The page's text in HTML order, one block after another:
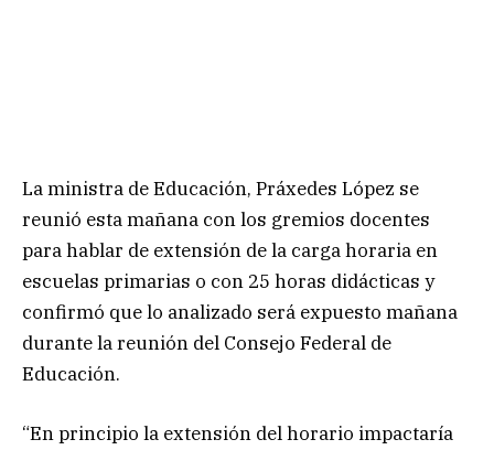
La ministra de Educación, Práxedes López se
reunió esta mañana con los gremios docentes
para hablar de extensión de la carga horaria en
escuelas primarias o con 25 horas didácticas y
confirmó que lo analizado será expuesto mañana
durante la reunión del Consejo Federal de
Educación.
“En principio la extensión del horario impactaría